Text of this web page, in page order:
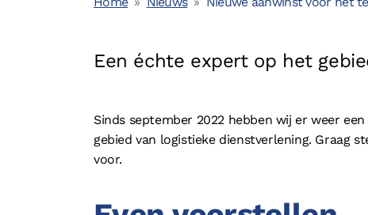
Business Intelligence
Kwaliteit
Een échte expert op het
Sinds september 2022 hebben wij er weer
gebied van logistieke dienstverlening. Graag
voor.